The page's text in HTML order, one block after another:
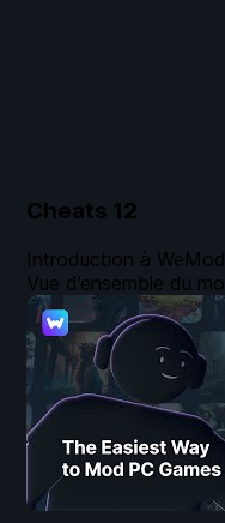
Cheats 12
Introduction à WeMod
Vue d’ensemble du